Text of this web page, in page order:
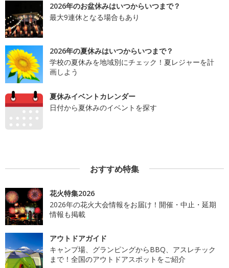
2026年のお盆休みはいつからいつまで？
最大9連休となる場合もあり
2026年の夏休みはいつからいつまで？
学校の夏休みを地域別にチェック！夏レジャーを計
画しよう
夏休みイベントカレンダー
日付から夏休みのイベントを探す
おすすめ特集
花火特集2026
2026年の花火大会情報をお届け！開催・中止・延期
情報も掲載
アウトドアガイド
キャンプ場、グランピングからBBQ、アスレチック
まで！全国のアウトドアスポットをご紹介